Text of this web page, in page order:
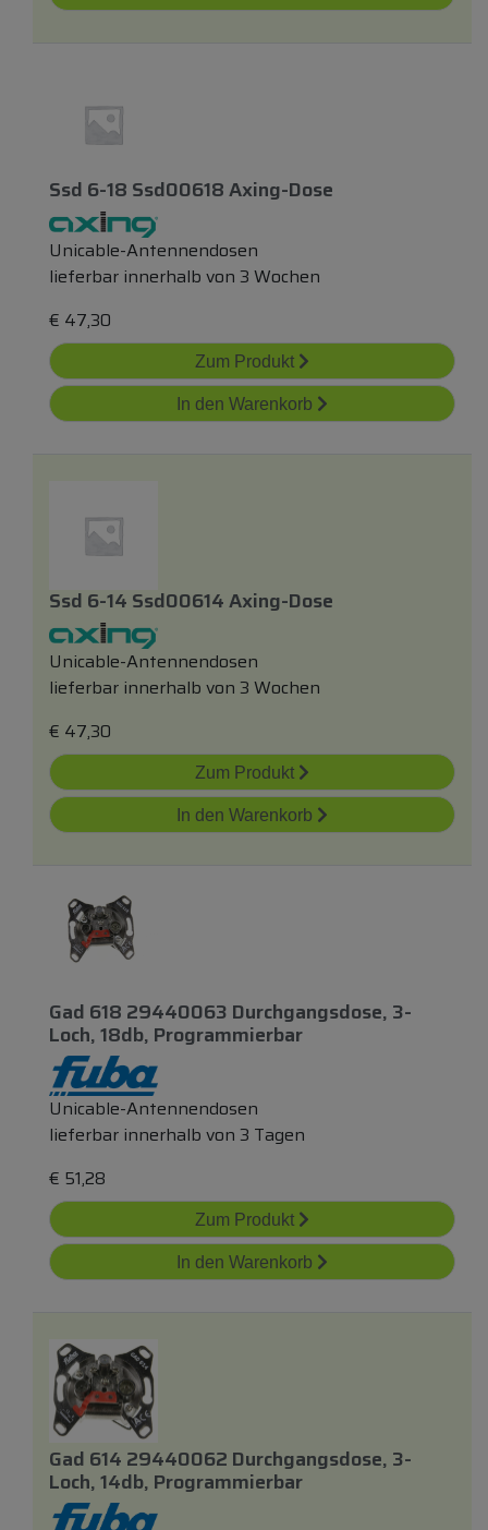
Ssd 6-18 Ssd00618 Axing-Dose
Unicable-Antennendosen
lieferbar innerhalb von 3 Wochen
€ 47,30
Zum Produkt
In den Warenkorb
Ssd 6-14 Ssd00614 Axing-Dose
Unicable-Antennendosen
lieferbar innerhalb von 3 Wochen
€ 47,30
Zum Produkt
In den Warenkorb
Gad 618 29440063 Durchgangsdose, 3-
Loch, 18db, Programmierbar
Unicable-Antennendosen
lieferbar innerhalb von 3 Tagen
€ 51,28
Zum Produkt
In den Warenkorb
Gad 614 29440062 Durchgangsdose, 3-
Loch, 14db, Programmierbar